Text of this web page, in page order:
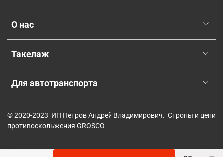
О нас
Такелаж
Для автотранспорта
© 2020-2023 ИП Петров Андрей Владимирович. Стропы и цепи
противоскольжения GROSCO